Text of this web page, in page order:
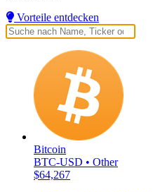
Vorteile entdecken
Bitcoin
BTC-USD • Other
$64,267